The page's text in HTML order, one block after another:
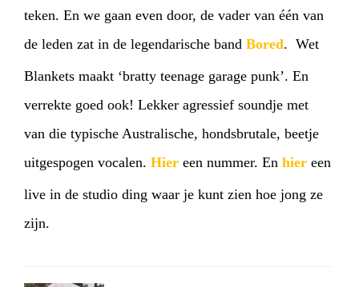
teken. En we gaan even door, de vader van één van
de leden zat in de legendarische band Bored. Wet
Blankets maakt ‘bratty teenage garage punk’. En
verrekte goed ook! Lekker agressief soundje met
van die typische Australische, hondsbrutale, beetje
uitgespogen vocalen. Hier een nummer. En hier een
live in de studio ding waar je kunt zien hoe jong ze
zijn.